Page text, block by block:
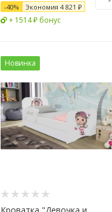
-40% Экономия 4 821 ₽
+ 1514 ₽ бонус
Новинка